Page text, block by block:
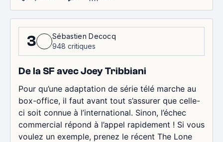
3
Sébastien Decocq
948 critiques
De la SF avec Joey Tribbiani
Pour qu’une adaptation de série télé marche au
box-office, il faut avant tout s’assurer que celle-
ci soit connue à l’international. Sinon, l’échec
commercial répond à l’appel rapidement ! Si vous
voulez un exemple, prenez le récent The Lone